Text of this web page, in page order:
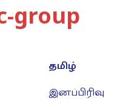
group
தமிழ்
இனப்பிரிவு